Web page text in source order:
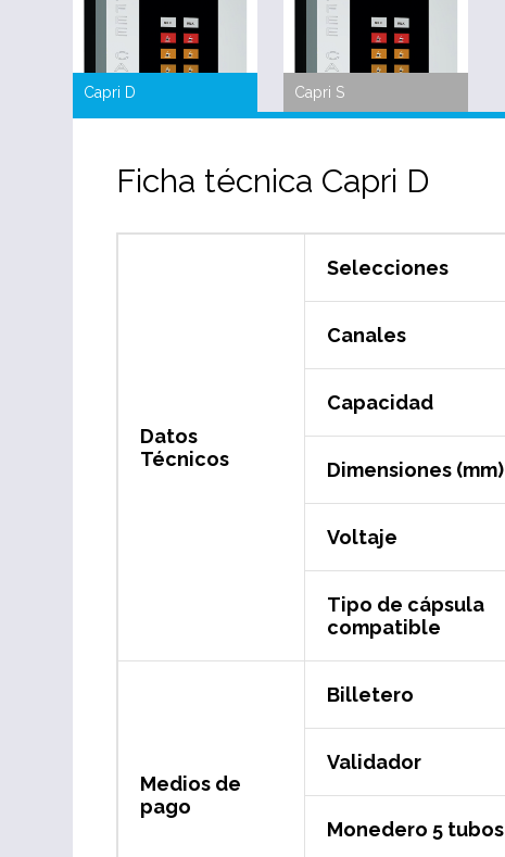
Capri D Capri S
Ficha técnica Capri D
Datos
Técnicos
Selecciones
Canales
Capacidad
Dimensiones (mm)
Voltaje
Tipo de cápsula
compatible
Medios de
pago
Billetero
Validador
Monedero 5 tubos